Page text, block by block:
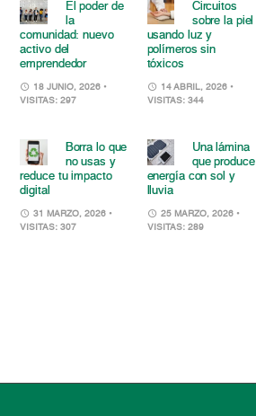
El poder de
la
comunidad: nuevo
activo del
emprendedor
18 JUNIO, 2026 •
VISITAS: 297
Circuitos
sobre la piel
usando luz y
polímeros sin
tóxicos
14 ABRIL, 2026 •
VISITAS: 344
Borra lo que
no usas y
reduce tu impacto
digital
31 MARZO, 2026 •
VISITAS: 307
Una lámina
que produce
energía con sol y
lluvia
25 MARZO, 2026 •
VISITAS: 289